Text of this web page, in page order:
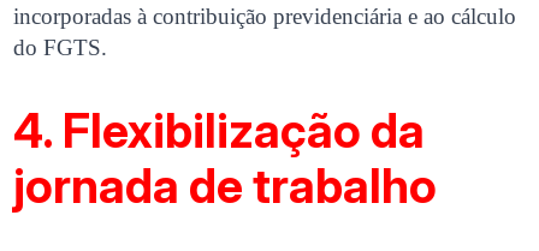
incorporadas à contribuição previdenciária e ao cálculo
do FGTS.
4. Flexibilização da
jornada de trabalho